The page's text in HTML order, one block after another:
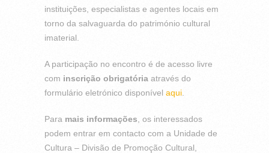
instituições, especialistas e agentes locais em
torno da salvaguarda do património cultural
imaterial.
A participação no encontro é de acesso livre
com inscrição obrigatória através do
formulário eletrónico disponível aqui
Para mais informações , os interessados
podem entrar em contacto com a Unidade de
Cultura – Divisão de Promoção Cultural,